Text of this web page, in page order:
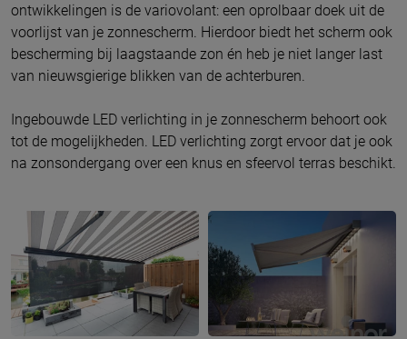
ontwikkelingen is de variovolant: een oprolbaar doek uit de
voorlijst van je zonnescherm. Hierdoor biedt het scherm ook
bescherming bij laagstaande zon én heb je niet langer last
van nieuwsgierige blikken van de achterburen.
Ingebouwde LED verlichting in je zonnescherm behoort ook
tot de mogelijkheden. LED verlichting zorgt ervoor dat je ook
na zonsondergang over een knus en sfeervol terras beschikt.